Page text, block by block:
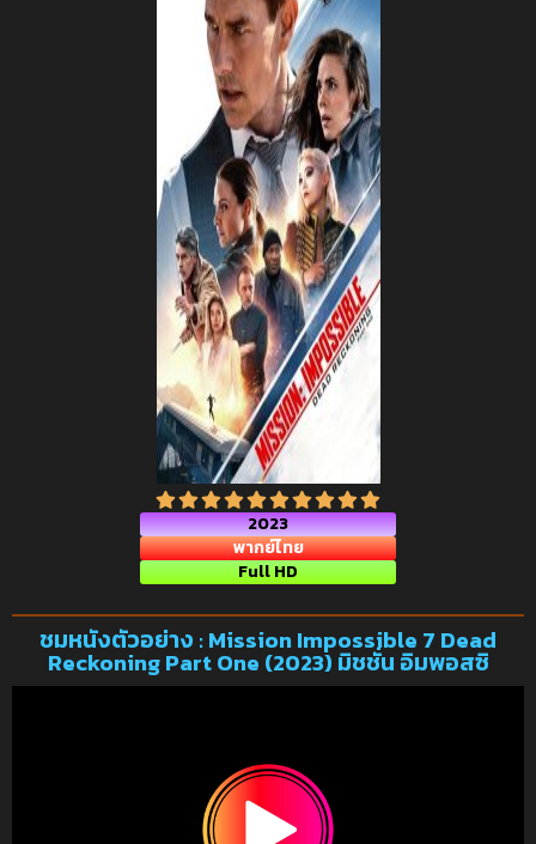
2023
พากย์ไทย
Full HD
ชมหนังตัวอย่าง : Mission Impossible 7 Dead
Reckoning Part One (2023) มิชชั่น อิมพอสซิ